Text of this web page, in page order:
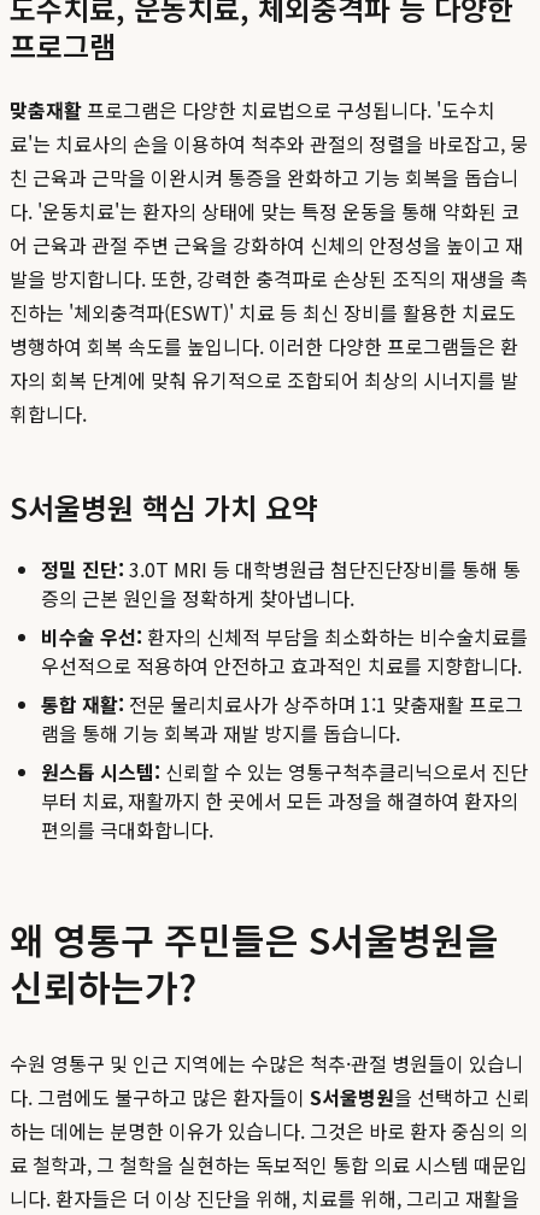
프로그램
맞춤재활프로그램은 다양한 치료법으로 구성됩니다. '도수치
료'는 치료사의 손을 이용하여 척추와 관절의 정렬을 바로잡고, 뭉
친 근육과 근막을 이완시켜 통증을 완화하고 기능 회복을 돕습니
다. '운동치료'는 환자의 상태에 맞는 특정 운동을 통해 약화된 코
어 근육과 관절 주변 근육을 강화하여 신체의 안정성을 높이고 재
발을 방지합니다. 또한, 강력한 충격파로 손상된 조직의 재생을 촉
진하는 '체외충격파(ESWT)' 치료 등 최신 장비를 활용한 치료도
병행하여 회복 속도를 높입니다. 이러한 다양한 프로그램들은 환
자의 회복 단계에 맞춰 유기적으로 조합되어 최상의 시너지를 발
휘합니다.
S서울병원 핵심 가치 요약
정밀 진단: 3.0T MRI 등 대학병원급 첨단진단장비를 통해 통
증의 근본 원인을 정확하게 찾아냅니다.
비수술 우선: 환자의 신체적 부담을 최소화하는 비수술치료를
우선적으로 적용하여 안전하고 효과적인 치료를 지향합니다.
통합 재활: 전문 물리치료사가 상주하며 1:1 맞춤재활 프로그
램을 통해 기능 회복과 재발 방지를 돕습니다.
원스톱 시스템: 신뢰할 수 있는 영통구척추클리닉으로서 진단
부터 치료, 재활까지 한 곳에서 모든 과정을 해결하여 환자의
편의를 극대화합니다.
왜 영통구 주민들은 S서울병원을
신뢰하는가?
수원 영통구 및 인근 지역에는 수많은 척추·관절 병원들이 있습니
다. 그럼에도 불구하고 많은 환자들이 S서울병원을 선택하고 신뢰
하는 데에는 분명한 이유가 있습니다. 그것은 바로 환자 중심의 의
료 철학과, 그 철학을 실현하는 독보적인 통합 의료 시스템 때문입
니다. 환자들은 더 이상 진단을 위해, 치료를 위해, 그리고 재활을